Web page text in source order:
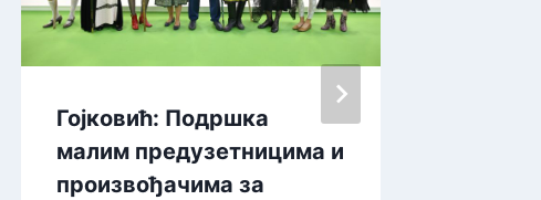
Гојковић: Подршка
малим предузетницима и
произвођачима за